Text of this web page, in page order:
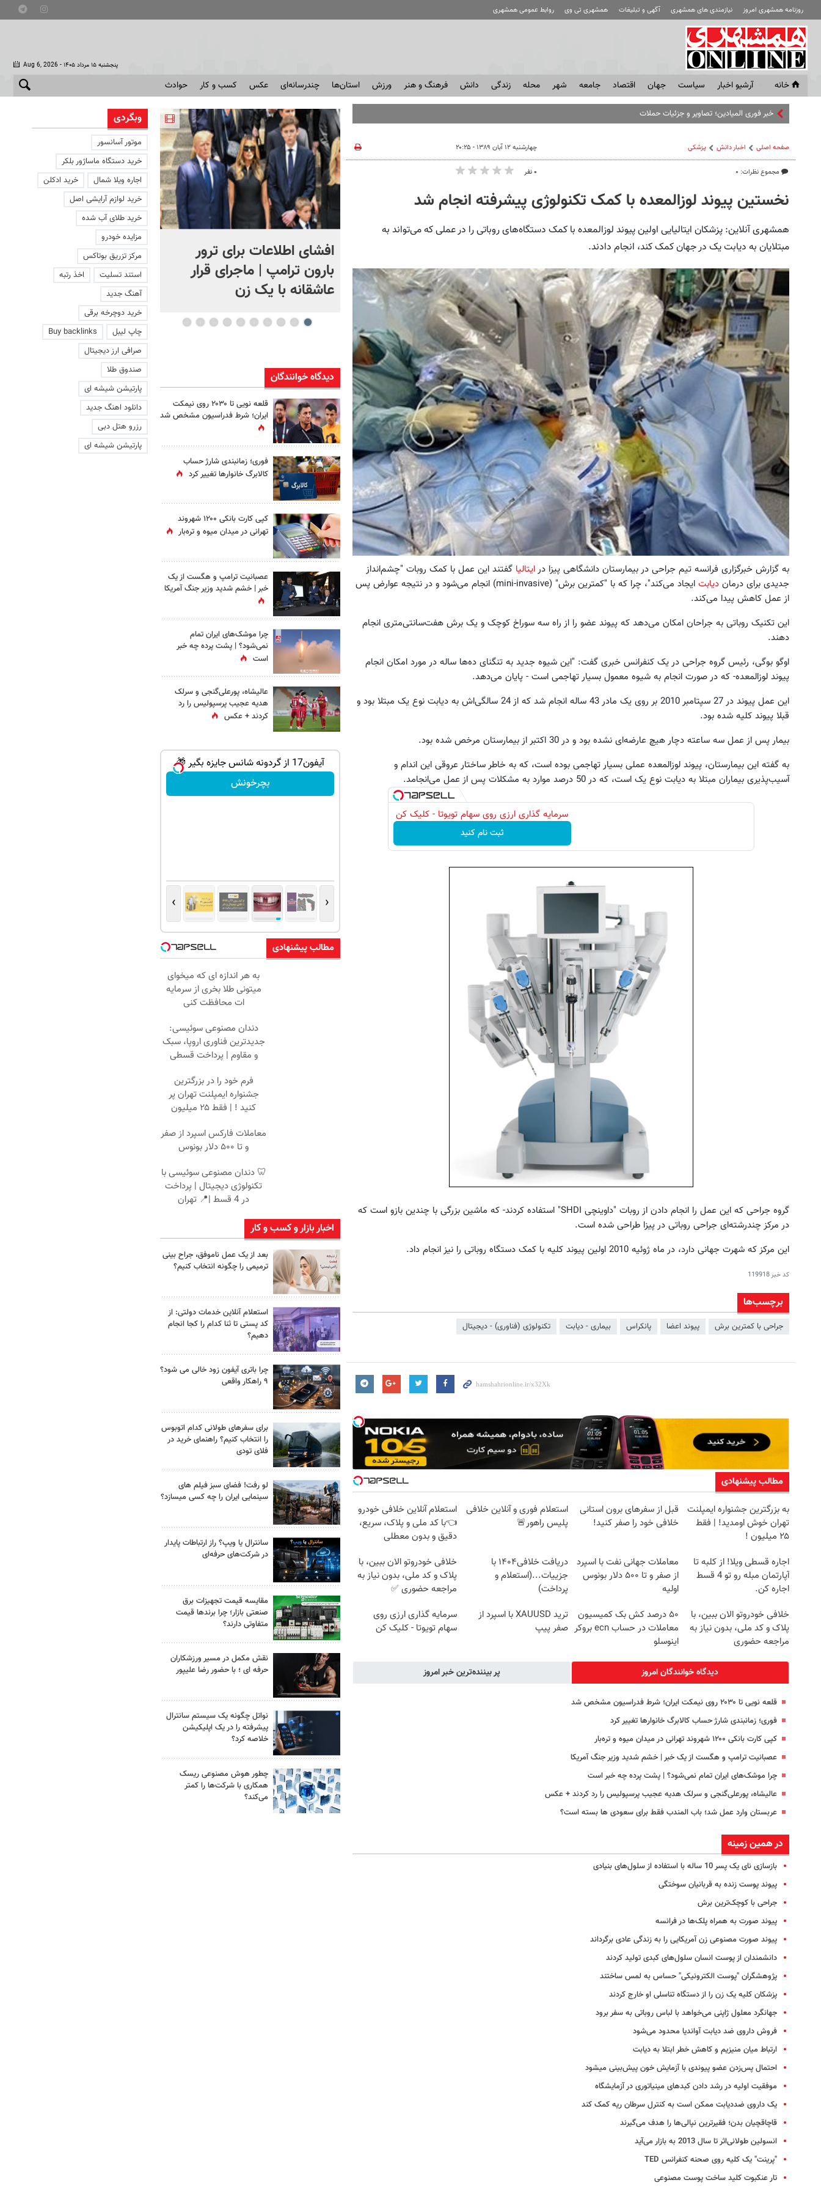
روزنامه همشهری امروز نیازمندی های همشهری آگهی و تبلیغات همشهری تی وی روابط عمومی همشهری
Aug 6, 2026 - پنجشنبه ۱۵ مرداد ۱۴۰۵
خانه آرشیو اخبار سياست جهان اقتصاد جامعه شهر محله زندگی دانش فرهنگ و هنر ورزش استان‌ها چندرسانه‌ای عکس کسب و کار حوادث
خبر فوری المیادین؛ تصاویر و جزئیات حملات بامدادی اسرائیل به جنوب لبن
صفحه اصلی اخبار دانش پزشکی
مجموع نظرات: ۰
چهارشنبه ۱۲ آبان ۱۳۸۹ - ۲۰:۲۵
۰ نفر
نخستین پیوند لوزالمعده با کمک تکنولوژی پیشرفته انجام شد
همشهری آنلاین: پزشکان ایتالیایی اولین پیوند لوزالمعده با کمک دستگاه‌های روباتی را در عملی که می‌تواند به
مبتلایان به دیابت یک در جهان کمک کند‌، انجام دادند.
به گزارش خبرگزاری فرانسه تیم جراحی در بیمارستان دانشگاهی پیزا درایتالیا گفتند این عمل با کمک روبات "چشم‌انداز
جدیدی برای درمان دیابت
ایجاد می‌کند"، چرا که با "کمترین برش" (mini-invasive) انجام می‌شود و در نتیجه عوارض پس
از عمل کاهش پیدا می‌کند.
این تکنیک روباتی به جراحان امکان می‌دهد که پیوند عضو را از راه سه سوراخ کوچک و یک برش هفت‌سانتی‌متری انجام
دهند.
اوگو بوگی،‌ رئیس گروه جراحی در یک کنفرانس خبری گفت: "این شیوه جدید به تنگنای ده‌‌ها ساله در مورد امکان انجام
پیوند لوزالمعده- که در صورت انجام به شیوه معمول بسیار تهاجمی است - پایان می‌دهد.
این عمل پیوند در 27 سپتامبر 2010 بر روی یک مادر 43 ساله انجام شد که از 24 سالگی‌اش به دیابت نوع یک مبتلا بود و
قبلا پیوند کلیه شده بود.
بیمار پس از عمل سه ساعته دچار هیچ عارضه‌ای نشده بود و در 30 اکتبر از بیمارستان مرخص شده بود.
به گفته این بیمارستان، پیوند لوزالمعده عملی بسیار تهاجمی بوده است، که به خاطر ساختار عروقی این اندام و
آسیب‌پذیری بیماران مبتلا به دیابت نوع یک است، که در 50 درصد موارد به مشکلات پس از عمل می‌انجامد.
سرمایه گذاری ارزی روی سهام تویوتا - کلیک کن
ثبت نام کنید
گروه جراحی که این عمل را انجام دادن از روبات "داوینچی SHDI" استفاده کردند- که ماشین بزرگی با چندین بازو است که
در مرکز چندرشته‌ای جراحی روباتی در پیزا طراحی شده است.
این مرکز که شهرت جهانی دارد، در ماه ژوئیه 2010 اولین پیوند کلیه با کمک دستگاه روباتی را نیز انجام داد.
کد خبر119918
برچسب‌ها
جراحی با کمترین برش پیوند اعضا پانکراس بیماری - دیابت تکنولوژی (فناوری) - دیجیتال
مطالب پیشنهادی
به بزرگترین جشنواره ایمپلنت
تهران خوش اومدید! | فقط
۲۵ میلیون !
قبل از سفرهای برون استانی
خلافی خود را صفر کنید!
استعلام فوری و آنلاین خلافی
پلیس راهور🚨
استعلام آنلاین خلافی خودرو
👈با کد ملی و پلاک، سریع،
دقیق و بدون معطلی
اجاره‌ قسطی ویلا! از کلبه تا
آپارتمان مبله رو تو 4 قسط
اجاره کن.
معاملات جهانی نفت با اسپرد
از صفر و تا ۵۰۰ دلار بونوس
اولیه
دریافت خلافی۱۴۰۴ با
جزییات...(استعلام و
پرداخت)
خلافی خودروتو الان ببین، با
پلاک و کد ملی، بدون نیاز به
مراجعه حضوری ✅
خلافی خودروتو الان ببین، با
پلاک و کد ملی، بدون نیاز به
مراجعه حضوری
۵۰ درصد کش بک کمیسیون
معاملات در حساب ecn بروکر
اینوسلو
ترید XAUUSD با اسپرد از
صفر پیپ
سرمایه گذاری ارزی روی
سهام تویوتا - کلیک کن
دیدگاه خوانندگان امروز پر بیننده‌ترین خبر امروز
قلعه نویی تا ۲۰۳۰ روی نیمکت ایران؛ شرط فدراسیون مشخص شد
فوری؛ زمانبندی‌ شارژ حساب کالابرگ خانوارها تغییر کرد
کپی کارت بانکی ۱۲۰۰ شهروند تهرانی در میدان میوه و تره‌بار
عصبانیت ترامپ و هگست از یک خبر | خشم شدید وزیر جنگ آمریکا
چرا موشک‌های ایران تمام نمی‌شود؟ | پشت پرده چه خبر است
عالیشاه، پورعلی‌گنجی و سرلک هدیه عجیب پرسپولیس را رد کردند + عکس
عربستان وارد عمل شد؛ باب المندب فقط برای سعودی ها بسته است؟
در همین زمینه
بازسازی نای یک پسر 10 ساله با استفاده از سلول‌های بنیادی
پیوند پوست زنده به قربانیان سوختگی
جراحی با کوچک‌ترین برش
پیوند صورت به همراه پلک‌ها در فرانسه
پیوند صورت مصنوعی زن آمریکایی را به زندگی عادی برگرداند
دانشمندان از پوست انسان سلول‌های کبدی تولید کردند
پژوهشگران "پوست الکترونیکی" حساس به لمس ساختند
پزشکان کلیه یک زن را از دستگاه تناسلی او خارج کردند
جهانگرد معلول ژاپنی می‌خواهد با لباس روباتی به سفر برود
فروش داروی ضد دیابت آواندیا محدود می‌شود
ارتباط میان منیزیم و کاهش خطر ابتلا به دیابت
احتمال پس‌زدن عضو پیوندی با آزمایش خون پیش‌بینی‌ می​شود
موفقیت اولیه در رشد دادن کبدهای مینیاتوری در آزمایشگاه
یک داروی ضددیابت ممکن است به کنترل سرطان ریه کمک کند
قاچاقچیان بدن؛ فقیرترین نپالی‌ها را هدف می‌گیرند
انسولین طولانی‌اثر تا سال 2013 به بازار می‌آید
"پرینت" یک کلیه روی صحنه کنفرانس TED
تار عنکبوت کلید ساخت پوست مصنوعی
نکشید!
افشای اطلاعات برای ترور
بارون ترامپ | ماجرای قرار
عاشقانه با یک زن
کنترل اوضاع از دست
خارج شد...
دیدگاه خوانندگان
قلعه نویی تا ۲۰۳۰ روی نیمکت
ایران؛ شرط فدراسیون مشخص شد
فوری؛ زمانبندی‌ شارژ حساب
کالابرگ خانوارها تغییر کرد
کپی کارت بانکی ۱۲۰۰ شهروند
تهرانی در میدان میوه و تره‌بار
عصبانیت ترامپ و هگست از یک
خبر | خشم شدید وزیر جنگ آمریکا
چرا موشک‌های ایران تمام
نمی‌شود؟ | پشت پرده چه خبر
است
عالیشاه، پورعلی‌گنجی و سرلک
هدیه عجیب پرسپولیس را رد
کردند + عکس
هم پیچ گوشتی هم دریل با 47 تیکه
کاربردی! تا تخفیف داره بخرش!🔥
ثبت سفارش!
فرم خود را در بزرگترین جشنواره ایمپلنت
تهران پر کنید ! | فقط ۲۵ میلیون
رزرورایگان نوبت
و طلای دیجیتال و دلار🔥
بچرخونش
آیفون17 از گردونه شانس جایزه بگیر 🎁
بچرخونش
‹
›
مطالب پیشنهادی
به هر اندازه ای که میخوای
میتونی طلا بخری از سرمایه
ات محافظت کنی
دندان مصنوعی سوئیسی:
جدیدترین فناوری اروپا، سبک
و مقاوم | پرداخت قسطی
فرم خود را در بزرگترین
جشنواره ایمپلنت تهران پر
کنید ! | فقط ۲۵ میلیون
معاملات فارکس اسپرد از صفر
و تا ۵۰۰ دلار بونوس
🦷 دندان مصنوعی سوئیسی با
تکنولوژی دیجیتال | پرداخت
در 4 قسط |📍 تهران
اخبار بازار و کسب و کار
بعد از یک عمل ناموفق، جراح بینی
ترمیمی را چگونه انتخاب کنیم؟
استعلام آنلاین خدمات دولتی: از
کد پستی تا ثنا کدام را کجا انجام
دهیم؟
چرا باتری آیفون زود خالی می شود؟
۹ راهکار واقعی
برای سفرهای طولانی کدام اتوبوس
را انتخاب کنیم؟ راهنمای خرید در
فلای تودی
لو رفت! فضای سبز فیلم های
سینمایی ایران را چه کسی میسازد؟
سانترال یا ویپ؟ راز ارتباطات پایدار
در شرکت‌های حرفه‌ای
مقایسه قیمت تجهیزات برق
صنعتی بازار؛ چرا برندها قیمت
متفاوتی دارند؟
نقش مکمل در مسیر ورزشکاران
حرفه ای ؛ با حضور رضا علیپور
نواتل چگونه یک سیستم سانترال
پیشرفته را در یک اپلیکیشن
خلاصه کرد؟
چطور هوش مصنوعی ریسک
همکاری با شرکت‌ها را کمتر
می‌کند؟
وبگردی
موتور آسانسور
خرید دستگاه ماساژور بلکر
اجاره ویلا شمال
خرید ادکلن
خرید لوازم آرایشی اصل
خرید طلای آب شده
مزایده خودرو
مرکز تزریق بوتاکس
استند تسلیت
اخذ رتبه
آهنگ جدید
خرید دوچرخه برقی
چاپ لیبل
Buy backlinks
صرافی ارز دیجیتال
صندوق طلا
پارتیشن شیشه ای
دانلود اهنگ جدید
رزرو هتل دبی
پارتیشن شیشه ای